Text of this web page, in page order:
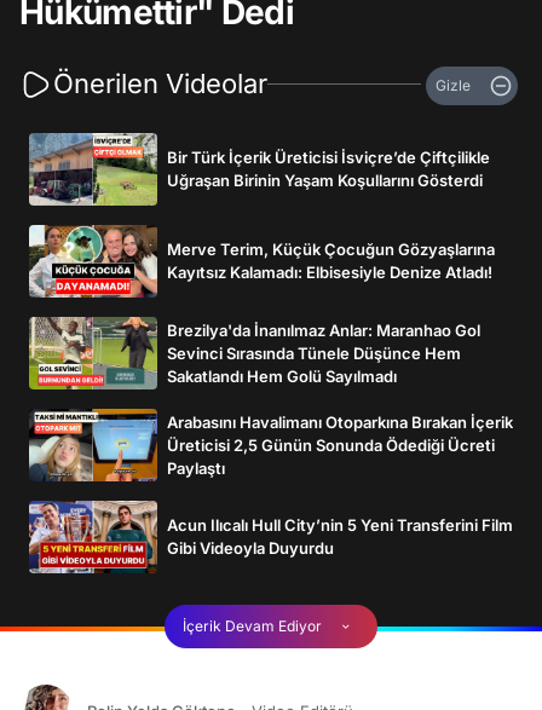
Hükümettir" Dedi
Önerilen Videolar Gizle
Bir Türk İçerik Üreticisi İsviçre’de Çiftçilikle
Uğraşan Birinin Yaşam Koşullarını Gösterdi
Merve Terim, Küçük Çocuğun Gözyaşlarına
Kayıtsız Kalamadı: Elbisesiyle Denize Atladı!
Brezilya'da İnanılmaz Anlar: Maranhao Gol
Sevinci Sırasında Tünele Düşünce Hem
Sakatlandı Hem Golü Sayılmadı
Arabasını Havalimanı Otoparkına Bırakan İçerik
Üreticisi 2,5 Günün Sonunda Ödediği Ücreti
Paylaştı
Acun Ilıcalı Hull City’nin 5 Yeni Transferini Film
Gibi Videoyla Duyurdu
İçerik Devam Ediyor